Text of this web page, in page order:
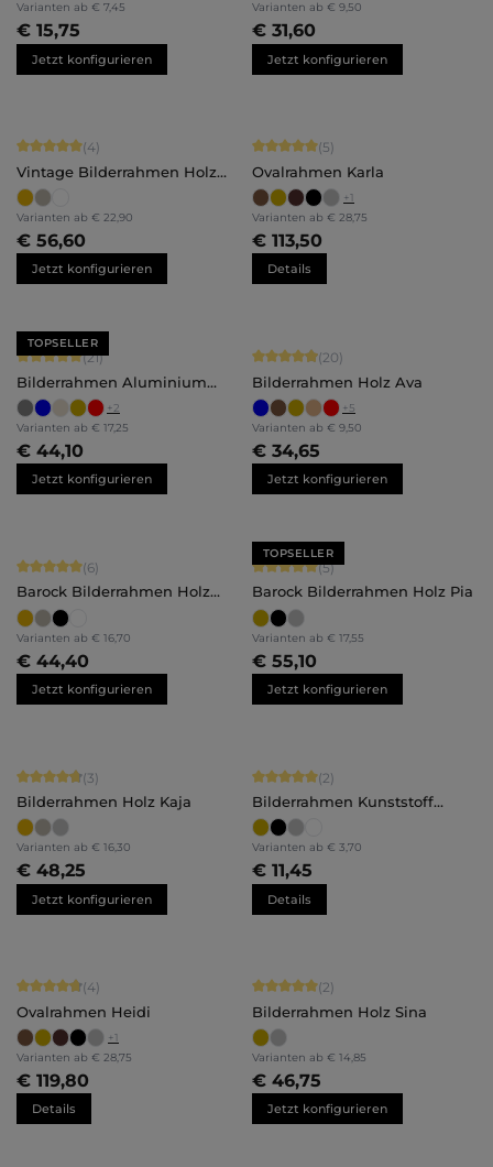
Varianten ab € 7,45
€ 15,75
Jetzt konfigurieren
Varianten ab € 9,50
€ 31,60
Jetzt konfigurieren
Durchschnittliche Bewertung von 5 von 5 Sternen
(4)
Vintage Bilderrahmen Holz
Lysann
Varianten ab € 22,90
€ 56,60
Jetzt konfigurieren
Durchschnittliche Bewertung von 5
(5)
Ovalrahmen Karla
+1
Varianten ab € 28,75
€ 113,50
Details
TOPSELLER
Durchschnittliche Bewertung von 5 von 5 Sternen
(21)
Bilderrahmen Aluminium
Mika
+2
Varianten ab € 17,25
€ 44,10
Jetzt konfigurieren
Durchschnittliche Bewertung von
(20)
Bilderrahmen Holz Ava
+5
Varianten ab € 9,50
€ 34,65
Jetzt konfigurieren
Durchschnittliche Bewertung von 5 von 5 Sternen
(6)
Barock Bilderrahmen Holz
Naomi
Varianten ab € 16,70
€ 44,40
Jetzt konfigurieren
TOPSELLER
Durchschnittliche Bewertung von 5
(5)
Barock Bilderrahmen Holz Pia
Varianten ab € 17,55
€ 55,10
Jetzt konfigurieren
Durchschnittliche Bewertung von 4.67 von 5 Sternen
(3)
Bilderrahmen Holz Kaja
Varianten ab € 16,30
€ 48,25
Jetzt konfigurieren
Durchschnittliche Bewertung von 5
(2)
Bilderrahmen Kunststoff
Amalia
Varianten ab € 3,70
€ 11,45
Details
Durchschnittliche Bewertung von 4.75 von 5 Sternen
(4)
Ovalrahmen Heidi
+1
Varianten ab € 28,75
€ 119,80
Details
Durchschnittliche Bewertung von 5
(2)
Bilderrahmen Holz Sina
Varianten ab € 14,85
€ 46,75
Jetzt konfigurieren